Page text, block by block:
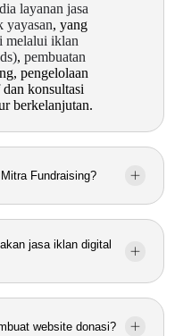
layanan jasa
yayasan, yang
melalui iklan
,pembuatan
pengelolaan
konsultasi
berkelanjutan.
Fundraising?
jasa iklan digital
website donasi?